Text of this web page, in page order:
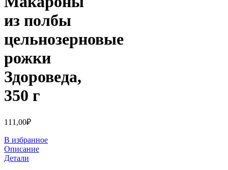
из полбы
цельнозерновые
рожки
Здороведа,
350 г
111,00₽
В избранное
Описание
Детали